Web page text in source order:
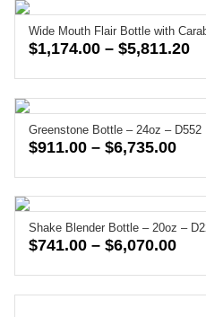
Wide Mouth Flair Bottle with
$1,174.00 – $5,811.20
Greenstone Bottle – 24oz – D552
$911.00 – $6,735.00Price
Shake Blender Bottle – 20oz –
$741.00 – $6,070.00Price